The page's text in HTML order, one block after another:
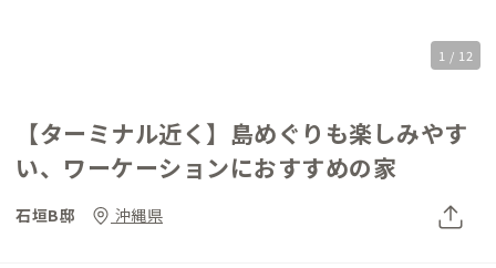
1 / 12
【ターミナル近く】島めぐりも楽しみやす
い、ワーケーションにおすすめの家
石垣B邸 沖縄県